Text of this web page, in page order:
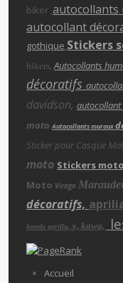
biker ,autocollants
autocollant
gothique,Stickers
bikers,Autocollants
décoratifs
davidson,
motoAutocollants muraux
Sticker pour Casque
moto Stickers moto
Moto Virago
décoratifs,
honda gorilla, x, kawa,
Accueil